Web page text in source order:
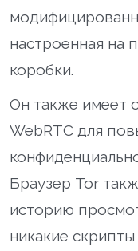
настроенная на
коробки.
Он также имеет
WebRTC для
Браузер Tor
историю
никакие